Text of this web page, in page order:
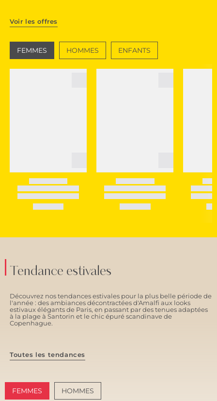
Voir les offres
FEMMES HOMMES ENFANTS
Tendance estivales
Découvrez nos tendances estivales pour la plus belle période de
l'année : des ambiances décontractées d'Amalfi aux looks
estivaux élégants de Paris, en passant par des tenues adaptées
à la plage à Santorin et le chic épuré scandinave de
Copenhague.
Toutes les tendances
FEMMES HOMMES